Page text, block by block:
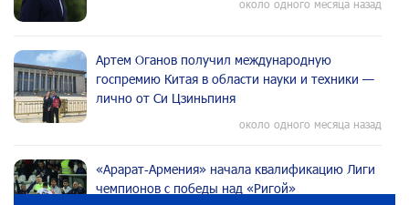
около одного месяца назад
Артем Оганов получил международную
госпремию Китая в области науки и техники —
лично от Си Цзиньпиня
около одного месяца назад
«Арарат‑Армения» начала квалификацию Лиги
чемпионов с победы над «Ригой»